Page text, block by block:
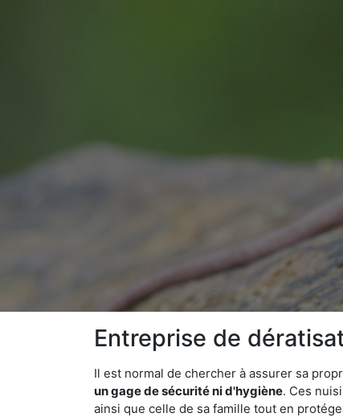
Entreprise de
Il est normal de chercher à assurer sa
un gage de sécurité ni d'hygiène. Ces
ainsi que celle de sa famille tout en